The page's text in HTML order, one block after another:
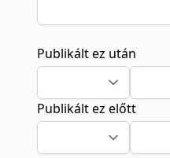
Publikált ez után
Publikált ez előtt